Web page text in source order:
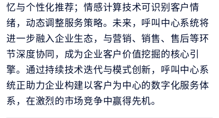
忆与个性化推荐；情感计算技术可识别客户情
绪，动态调整服务策略。未来，呼叫中心系统将
进一步融入企业生态，与营销、销售、售后等环
节深度协同，成为企业客户价值挖掘的核心引
擎。通过持续技术迭代与模式创新，呼叫中心系
统正助力企业构建以客户为中心的数字化服务体
系，在激烈的市场竞争中赢得先机。